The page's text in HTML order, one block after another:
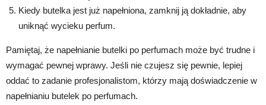
Kiedy butelka jest już napełniona, zamknij ją dokładnie, aby
uniknąć wycieku perfum.
Pamiętaj, że napełnianie butelki po perfumach może być trudne i
wymagać pewnej wprawy. Jeśli nie czujesz się pewnie, lepiej
oddać to zadanie profesjonalistom, którzy mają doświadczenie w
napełnianiu butelek po perfumach.